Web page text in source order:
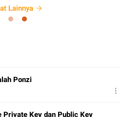
Lainnya
Ponzi
Private Key dan Public Key